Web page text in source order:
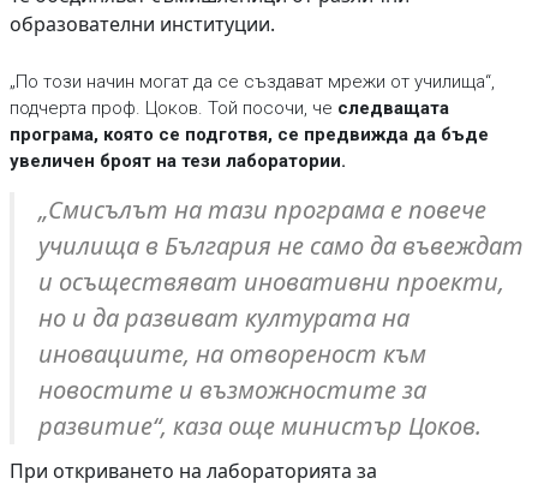
образователни институции.
„По този начин могат да се създават мрежи от училища“,
подчерта проф. Цоков. Той посочи, че следващата
програма, която се подготвя, се предвижда да бъде
увеличен броят на тези лаборатории.
„Смисълът на тази програма е повече
училища в България не само да въвеждат
и осъществяват иновативни проекти,
но и да развиват културата на
иновациите, на отвореност към
новостите и възможностите за
развитие“, каза още министър Цоков.
При откриването на лабораторията за